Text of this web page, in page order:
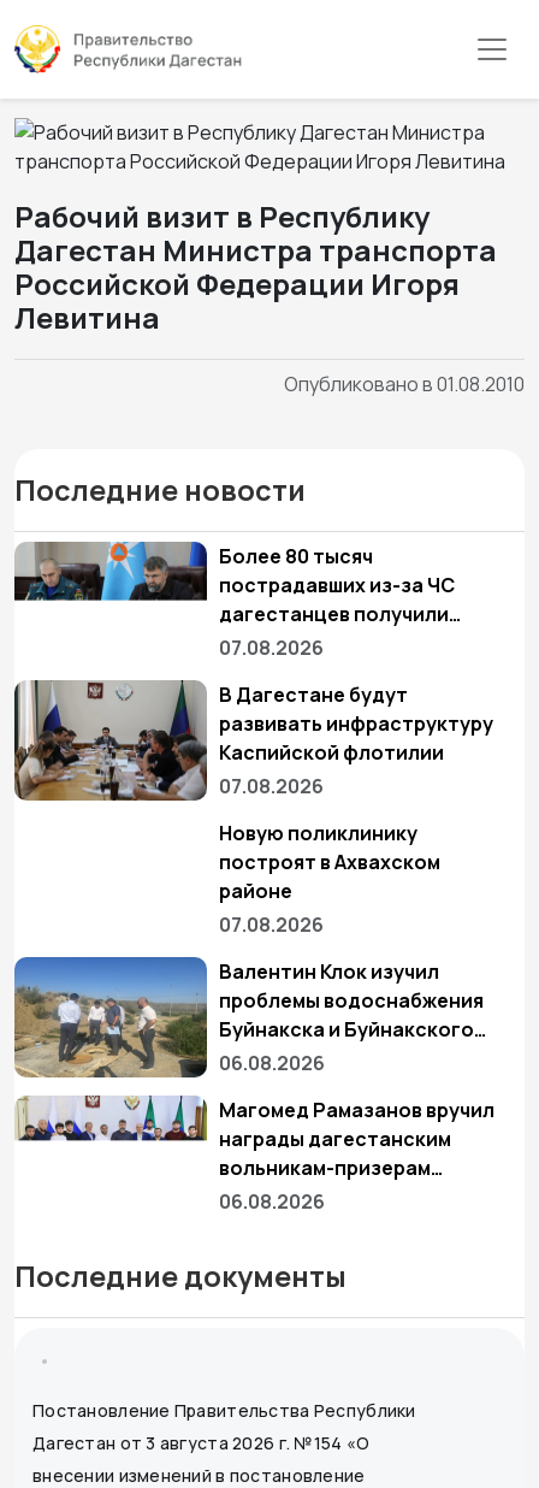
Рабочий визит в Республику
Дагестан Министра транспорта
Российской Федерации Игоря
Левитина
Опубликовано в 01.08.2010
Последние новости
Более 80 тысяч
пострадавших из-за ЧС
дагестанцев получили
выплаты
07.08.2026
В Дагестане будут
развивать инфраструктуру
Каспийской флотилии
07.08.2026
Новую поликлинику
построят в Ахвахском
районе
07.08.2026
Валентин Клок изучил
проблемы водоснабжения
Буйнакска и Буйнакского
района
06.08.2026
Магомед Рамазанов вручил
награды дагестанским
вольникам-призерам
Чемпионата России
06.08.2026
Последние документы
Постановление Правительства Республики
Дагестан от 3 августа 2026 г. №154 «О
внесении изменений в постановление